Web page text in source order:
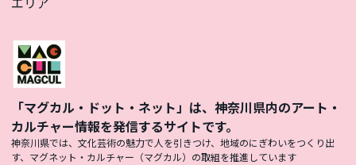
「マグカル・ドット・ネット」は、神奈川県内のアート・
カルチャー情報を発信するサイトです。
神奈川県では、文化芸術の魅力で人を引きつけ、地域のにぎわいをつくり出
す、マグネット・カルチャー（マグカル）の取組を推進しています